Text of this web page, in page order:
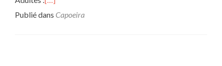
Publié dans Capoeira